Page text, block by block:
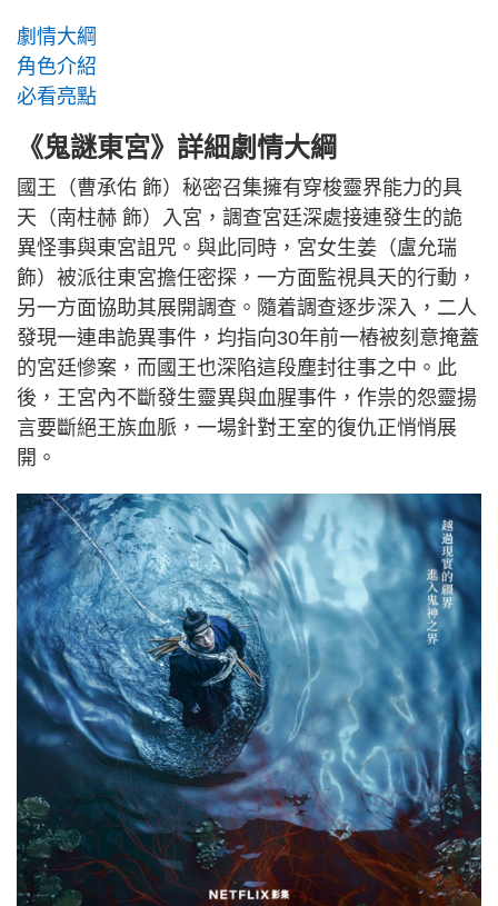
劇情大綱
角色介紹
必看亮點
《鬼謎東宮》詳細劇情大綱
國王（曹承佑 飾）秘密召集擁有穿梭靈界能力的具
天（南柱赫 飾）入宮，調查宮廷深處接連發生的詭
異怪事與東宮詛咒。與此同時，宮女生姜（盧允瑞
飾）被派往東宮擔任密探，一方面監視具天的行動，
另一方面協助其展開調查。隨着調查逐步深入，二人
發現一連串詭異事件，均指向30年前一樁被刻意掩蓋
的宮廷慘案，而國王也深陷這段塵封往事之中。此
後，王宮內不斷發生靈異與血腥事件，作祟的怨靈揚
言要斷絕王族血脈，一場針對王室的復仇正悄悄展
開。